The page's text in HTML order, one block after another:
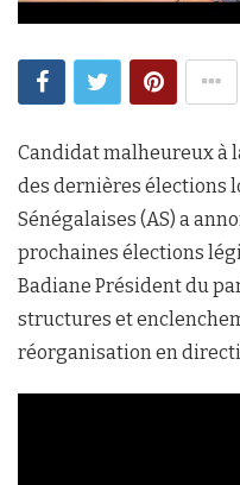
Candidat malheureux à
des dernières élections
Sénégalaises (AS) a
prochaines élections
Badiane Président du
structures et
réorganisation en